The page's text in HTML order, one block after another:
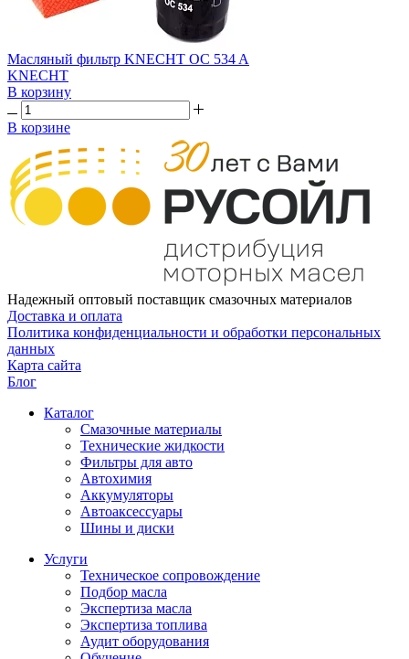
Масляный фильтр KNECHT OC 534 A
KNECHT
В корзину
В корзине
Надежный оптовый поставщик смазочных материалов
Доставка и оплата
Политика конфиденциальности и обработки персональных
данных
Карта сайта
Блог
Каталог
Смазочные материалы
Технические жидкости
Фильтры для авто
Автохимия
Аккумуляторы
Автоаксессуары
Шины и диски
Услуги
Техническое сопровождение
Подбор масла
Экспертиза масла
Экспертиза топлива
Аудит оборудования